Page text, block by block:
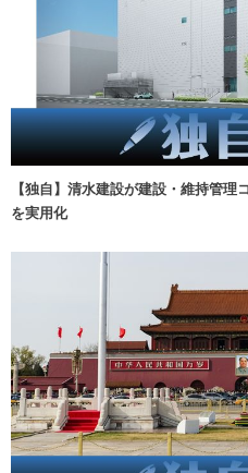
【独自】清水建設が建設・維持管
を実用化